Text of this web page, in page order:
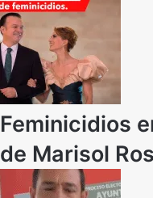
Feminicidios
de Marisol